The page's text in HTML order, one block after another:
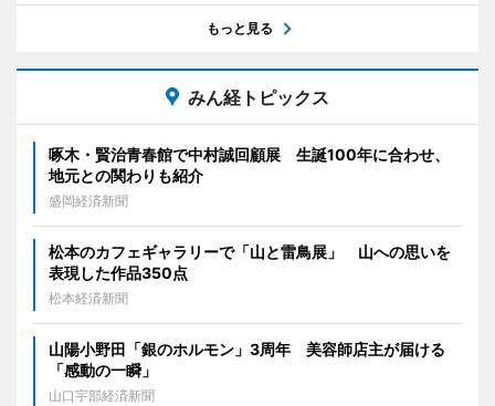
もっと見る
みん経トピックス
啄木・賢治青春館で中村誠回顧展 生誕100年に合わせ、
地元との関わりも紹介
盛岡経済新聞
松本のカフェギャラリーで「山と雷鳥展」 山への思いを
表現した作品350点
松本経済新聞
山陽小野田「銀のホルモン」3周年 美容師店主が届ける
「感動の一瞬」
山口宇部経済新聞